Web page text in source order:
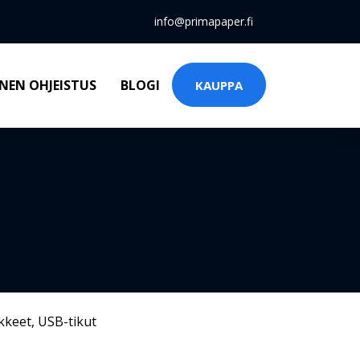
info@primapaper.fi
OHJEISTUS BLOGI KAUPPA
, USB-tikut